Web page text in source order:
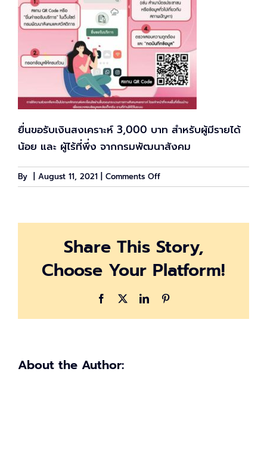
ยื่นขอรับเงินสงเคราะห์ 3,000 บาท สำหรับผู้มีรายได้
น้อย และ ผู้ไร้ที่พึ่ง จากกรมพัฒนาสังคม
By August 11, 2021 Comments Offon
ยืน
3,000
บาท
ดู
ละเอียด
นี่
Share This Story,
Choose Your Platform!
Facebook LinkedIn
About the Author: